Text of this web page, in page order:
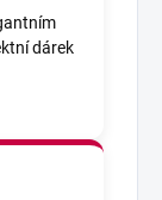
dárek